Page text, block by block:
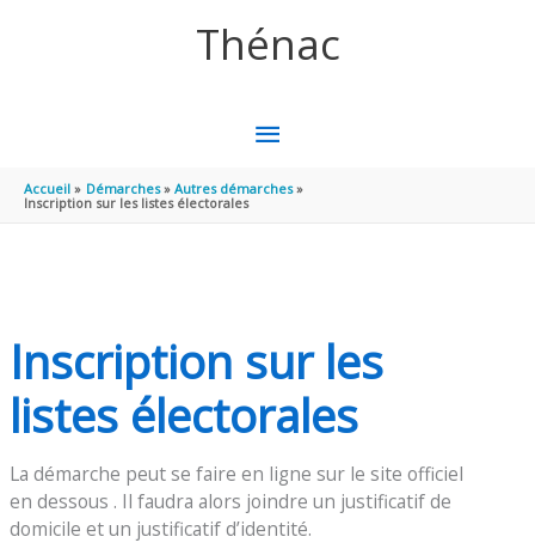
Thénac
MENU
PRINCIPAL
Accueil Démarches
Autres démarches
Inscription sur les listes électorales
Inscription sur les
listes électorales
La démarche peut se faire en ligne sur le site officiel
en dessous . Il faudra alors joindre un justificatif de
domicile et un justificatif d’identité.